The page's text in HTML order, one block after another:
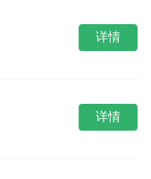
详情
详情